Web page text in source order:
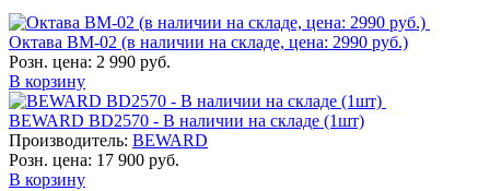
Октава ВМ-02 (в наличии на складе, цена: 2990 руб.)
Розн. цена: 2 990 руб.
В корзину
BEWARD BD2570 - В наличии на складе (1шт)
Производитель: BEWARD
Розн. цена: 17 900 руб.
В корзину